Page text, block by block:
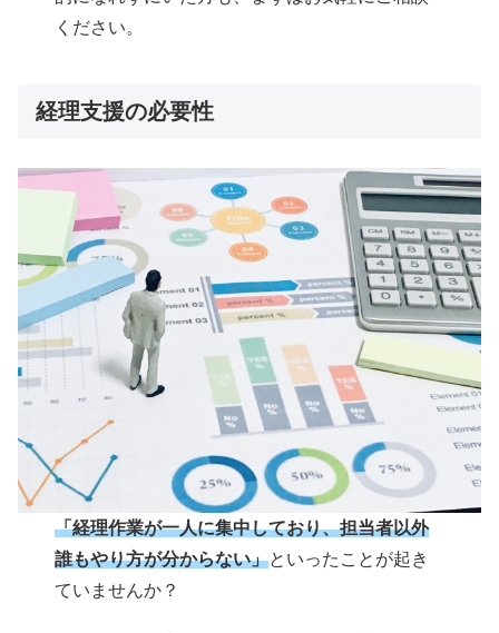
ください。
経理支援の必要性
「経理作業が一人に集中しており、担当者以外
誰もやり方が分からない」といったことが起き
ていませんか？